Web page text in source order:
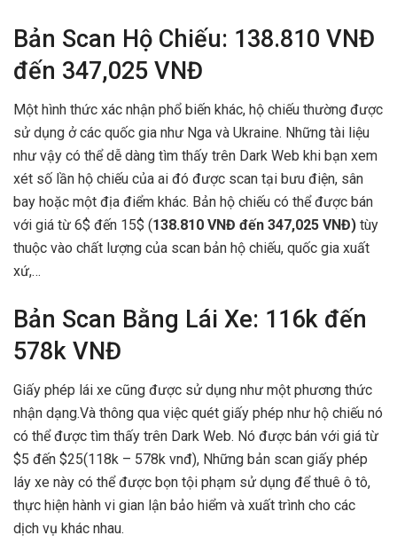
Bản Scan Hộ Chiếu: 138.810 VNĐ
đến 347,025 VNĐ
Một hình thức xác nhận phổ biến khác, hộ chiếu thường được
sử dụng ở các quốc gia như Nga và Ukraine. Những tài liệu
như vậy có thể dễ dàng tìm thấy trên Dark Web khi bạn xem
xét số lần hộ chiếu của ai đó được scan tại bưu điện, sân
bay hoặc một địa điểm khác. Bản hộ chiếu có thể được bán
với giá từ 6$ đến 15$ (138.810 VNĐ đến 347,025 VNĐ) tùy
thuộc vào chất lượng của scan bản hộ chiếu, quốc gia xuất
xứ,…
Bản Scan Bằng Lái Xe: 116k đến
578k VNĐ
Giấy phép lái xe cũng được sử dụng như một phương thức
nhận dạng.Và thông qua việc quét giấy phép như hộ chiếu nó
có thể được tìm thấy trên Dark Web. Nó được bán với giá từ
$5 đến $25(118k – 578k vnđ), Những bản scan giấy phép
láy xe này có thể được bọn tội phạm sử dụng để thuê ô tô,
thực hiện hành vi gian lận bảo hiểm và xuất trình cho các
dịch vụ khác nhau.